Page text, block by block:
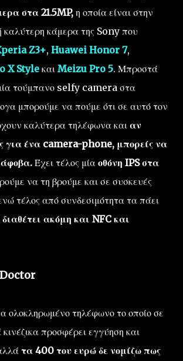
στα 21.5MP,η οποία είναι στην
καλύτερη κάμερα της Sony που
Z3+, Huawei Honor 7,
X Styleκαι Meizu Pro 5. Μπροστά
τούμπανο selfy camera στα
μπορούμε να πούμε ότι σε αυτό τον
καλύτερα τηλέφωνα και αν
για ένα camera-phone, μπορείς να
άφοβα.Έχει τέλος μία οθόνη IPS στα
να τη βρούμε και σε συσκευές
τέλος από συνδεσιμότητα τα πάει
διαθέτει ακόμη και NFC και
ολοκληρωμένο τηλέφωνο το οποίο σε
προσφέρει εγγύηση και
τα 400 του ευρώ δε νομίζω πως